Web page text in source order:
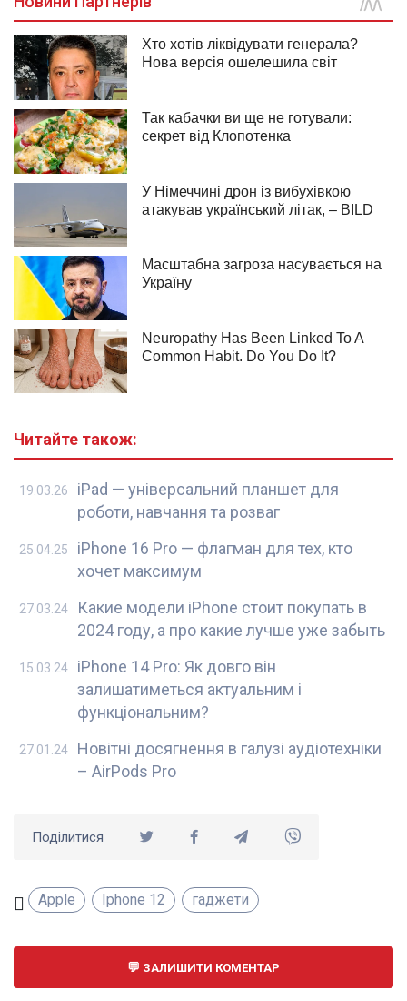
Читайте також:
iPad — універсальний планшет для
роботи, навчання та розваг
19.03.26
iPhone 16 Pro — флагман для тех, кто
хочет максимум
25.04.25
Какие модели iPhone стоит покупать в
2024 году, а про какие лучше уже забыть
27.03.24
iPhone 14 Pro: Як довго він
залишатиметься актуальним і
функціональним?
15.03.24
Новітні досягнення в галузі аудіотехніки
– AirPods Pro
27.01.24
Поділитися
Apple Iphone 12 гаджети
ЗАЛИШИТИ КОМЕНТАР